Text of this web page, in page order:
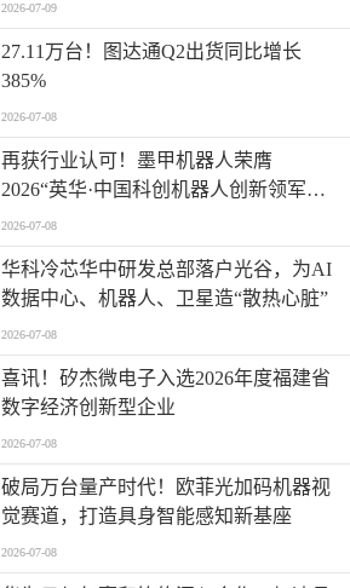
2026-07-09
27.11万台！图达通Q2出货同比增长
385%
2026-07-08
再获行业认可！墨甲机器人荣膺
2026“英华·中国科创机器人创新领军企
业”全产业链智能出海标杆
2026-07-08
华科冷芯华中研发总部落户光谷，为AI
数据中心、机器人、卫星造“散热心脏”
2026-07-08
喜讯！矽杰微电子入选2026年度福建省
数字经济创新型企业
2026-07-08
破局万台量产时代！欧菲光加码机器视
觉赛道，打造具身智能感知新基座
2026-07-08